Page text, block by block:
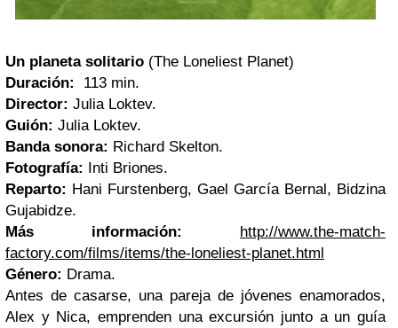
Un planeta solitario (The Loneliest Planet)
Duración:
113 min.
Director: Julia Loktev.
Guión: Julia Loktev.
Banda sonora: Richard Skelton.
Fotografía: Inti Briones.
Reparto: Hani Furstenberg, Gael García Bernal, Bidzina
Gujabidze.
Más información:
http://www.the-match-
factory.com/films/items/the-loneliest-planet.html
Género: Drama.
Antes de casarse, una pareja de jóvenes enamorados,
Alex y Nica, emprenden una excursión junto a un guía